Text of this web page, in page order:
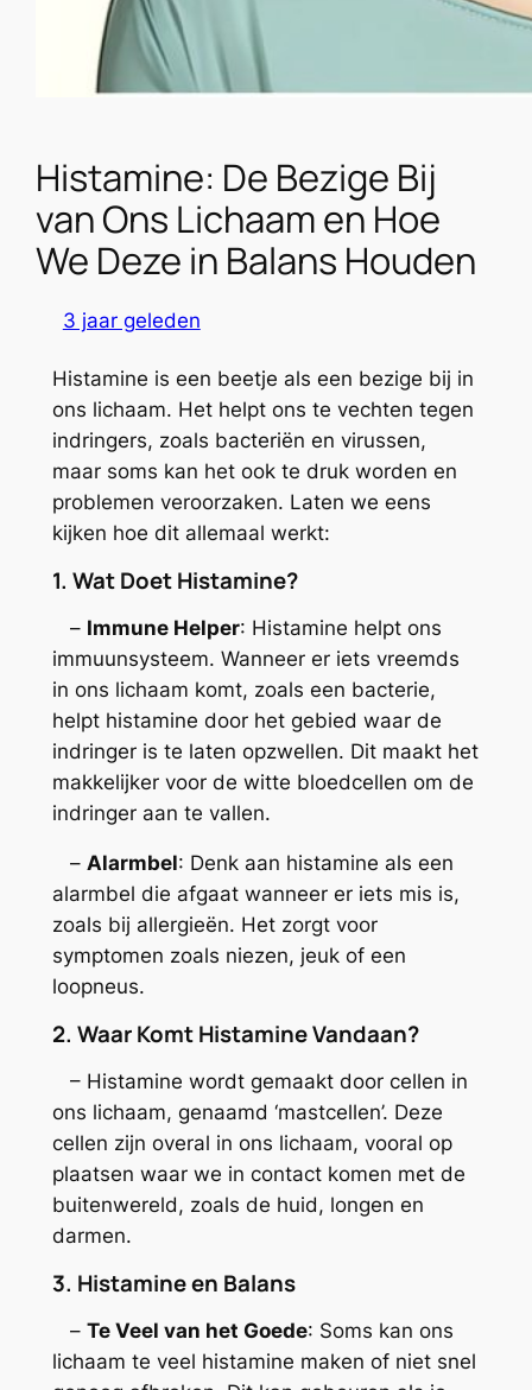
Histamine: De Bezige Bij
van Ons Lichaam en Hoe
We Deze in Balans Houden
3 jaar geleden
Histamine is een beetje als een bezige bij in
ons lichaam. Het helpt ons te vechten tegen
indringers, zoals bacteriën en virussen,
maar soms kan het ook te druk worden en
problemen veroorzaken. Laten we eens
kijken hoe dit allemaal werkt:
1. Wat Doet Histamine?
– Immune Helper: Histamine helpt ons
immuunsysteem. Wanneer er iets vreemds
in ons lichaam komt, zoals een bacterie,
helpt histamine door het gebied waar de
indringer is te laten opzwellen. Dit maakt het
makkelijker voor de witte bloedcellen om de
indringer aan te vallen.
– Alarmbel: Denk aan histamine als een
alarmbel die afgaat wanneer er iets mis is,
zoals bij allergieën. Het zorgt voor
symptomen zoals niezen, jeuk of een
loopneus.
2. Waar Komt Histamine Vandaan?
– Histamine wordt gemaakt door cellen in
ons lichaam, genaamd ‘mastcellen’. Deze
cellen zijn overal in ons lichaam, vooral op
plaatsen waar we in contact komen met de
buitenwereld, zoals de huid, longen en
darmen.
3. Histamine en Balans
– Te Veel van het Goede: Soms kan ons
lichaam te veel histamine maken of niet snel